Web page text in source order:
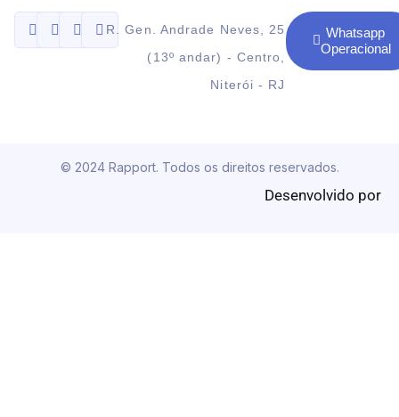
R. Gen. Andrade Neves, 25
(13º andar) - Centro,
Niterói - RJ
Whatsapp
Operacional
© 2024 Rapport. Todos os direitos reservados.
Desenvolvido por